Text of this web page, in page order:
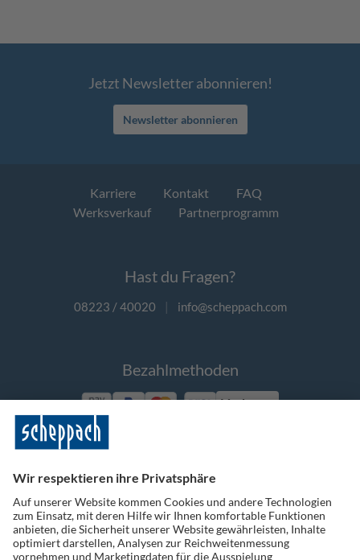
Jetzt Newsletter abonnieren!
Newsletter abonnieren
Karriere Kontakt
FAQ
Werksverkauf
Partnerprogramm
Hast du Fragen?
08223 / 40020 | info@scheppach.com
Bezahlmethoden
Vorkasse
Folge uns auf Social Media